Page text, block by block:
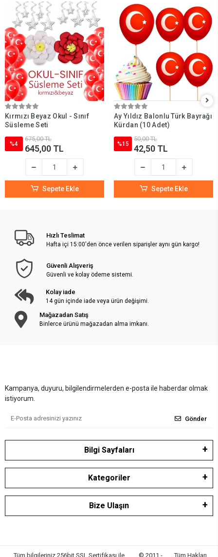
Kırmızı Beyaz Okul - Sınıf
Süsleme Seti
%4
675,00 TL
645,00 TL
Sepete Ekle
Ay Yıldız Balonlu Türk Bayrağı
Kürdan (10 Adet)
%15
50,00 TL
42,50 TL
Sepete Ekle
Hızlı Teslimat
Hafta içi 15:00'den önce verilen siparişler aynı gün kargo!
Güvenli Alışveriş
Güvenli ve kolay ödeme sistemi.
Kolay iade
14 gün içinde iade veya ürün değişimi.
Mağazadan Satış
Binlerce ürünü mağazadan alma imkanı.
Kampanya, duyuru, bilgilendirmelerden e-posta ile haberdar olmak
istiyorum.
Gönder
Bilgi Sayfaları
Kategoriler
Bize Ulaşın
Tüm bilgileriniz 256bit SSL Sertifikası ile © 2011 - Tüm Hakları